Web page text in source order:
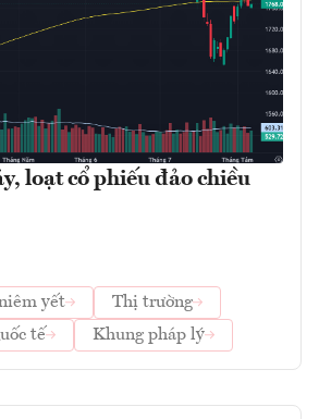
loạt cổ phiếu đảo chiều
yết
Thị trường
tế Khung pháp lý